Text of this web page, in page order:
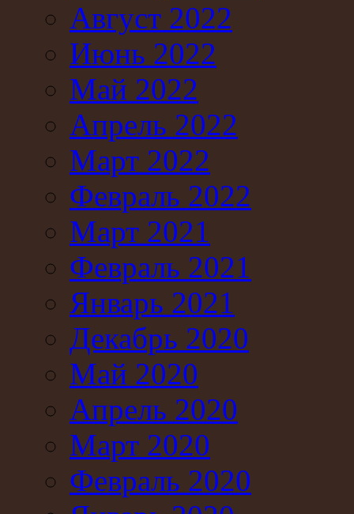
Август 2022
Июнь 2022
Май 2022
Апрель 2022
Март 2022
Февраль 2022
Март 2021
Февраль 2021
Январь 2021
Декабрь 2020
Май 2020
Апрель 2020
Март 2020
Февраль 2020